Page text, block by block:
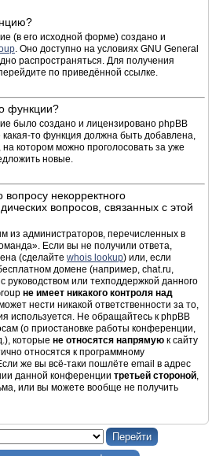
(в его исходной форме) создано и
. Оно доступно на условиях GNU General
распространяться. Для получения
по приведённой ссылке.
функции?
было создано и лицензировано phpBB
какая-то функция должна быть добавлена,
, на котором можно проголосовать за уже
новые.
некорректного
вопросов, связанных с этой
из администраторов, перечисленных в
Если вы не получили ответа,
(сделайте whois lookup) или, если
домене (например, chat.ru,
руководством или техподдержкой данного
не имеет никакого контроля над
нести никакой ответственности за то,
используется. Не обращайтесь к phpBB
(о приостановке работы конференции,
которые не относятся напрямую к сайту
относятся к программному
же вы всё-таки пошлёте email в адрес
данной конференции третьей стороной,
или вы можете вообще не получить